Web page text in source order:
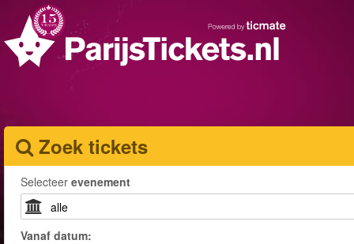
Zoek tickets
Selecteer evenement
Vanaf datum: